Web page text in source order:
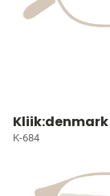
Kliik:denmark
K-684